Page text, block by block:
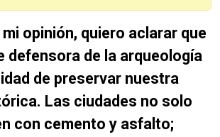
opinión, quiero aclarar que
defensora de la arqueología
de preservar nuestra
Las ciudades no solo
con cemento y asfalto;